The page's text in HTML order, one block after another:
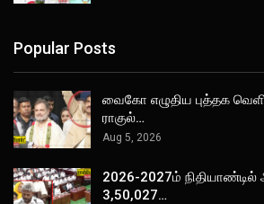
Popular Posts
வைகோ எழுதிய புத்தக
ராகுல்…
Aug 5, 2026
2026-2027ம் நிதியாண்டில்
3,50,027…